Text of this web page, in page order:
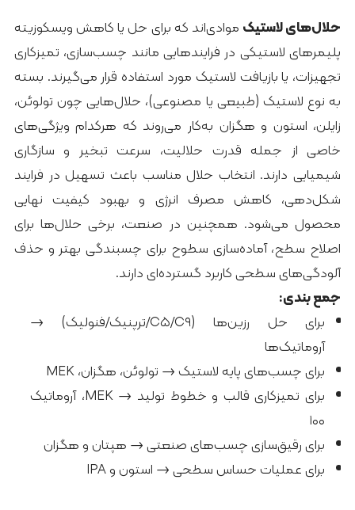
حلال‌های لاستیکموادی‌اند که برای حل یا کاهش ویسکوزیته
پلیمرهای لاستیکی در فرایندهایی مانند چسب‌سازی، تمیزکاری
تجهیزات، یا بازیافت لاستیک مورد استفاده قرار می‌گیرند. بسته
به نوع لاستیک (طبیعی یا مصنوعی)، حلال‌هایی چون تولوئن،
زایلن، استون و هگزان به‌کار می‌روند که هرکدام ویژگی‌های
خاصی از جمله قدرت حلالیت، سرعت تبخیر و سازگاری
شیمیایی دارند. انتخاب حلال مناسب باعث تسهیل در فرایند
شکل‌دهی، کاهش مصرف انرژی و بهبود کیفیت نهایی
محصول می‌شود. همچنین در صنعت، برخی حلال‌ها برای
اصلاح سطح، آماده‌سازی سطوح برای چسبندگی بهتر و حذف
آلودگی‌های سطحی کاربرد گسترده‌ای دارند.
جمع بندی:
برای حل رزین‌ها (C۵/C۹/ترپنیک/فنولیک) →
آروماتیک‌ها
برای چسب‌های پایه لاستیک → تولوئن، هگزان، MEK
برای تمیزکاری قالب و خطوط تولید → MEK، آروماتیک
۱۰۰
برای رقیق‌سازی چسب‌های صنعتی → هپتان و هگزان
برای عملیات حساس سطحی → استون و IPA